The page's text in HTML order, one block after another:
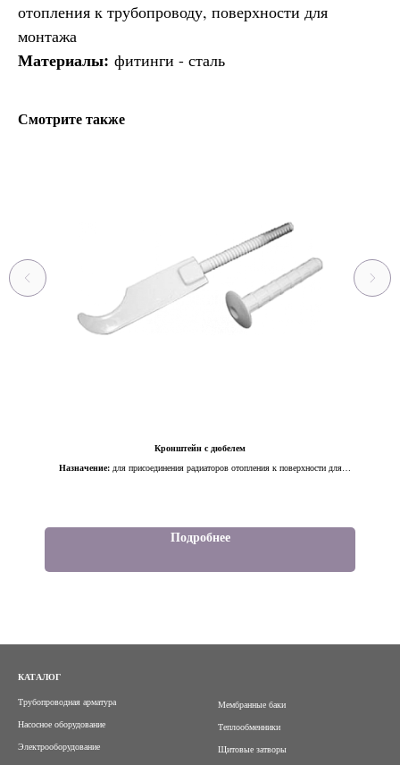
отопления к трубопроводу, поверхности для
монтажа
Материалы: фитинги - сталь
Смотрите также
Кронштейн с дюбелем
Назначение:для присоединения радиаторов отопления к поверхности для
Подробнее
КАТАЛОГ
Трубопроводная арматура
Насосное оборудование
Электрооборудование
Мембранные баки
Теплообменники
Щитовые затворы